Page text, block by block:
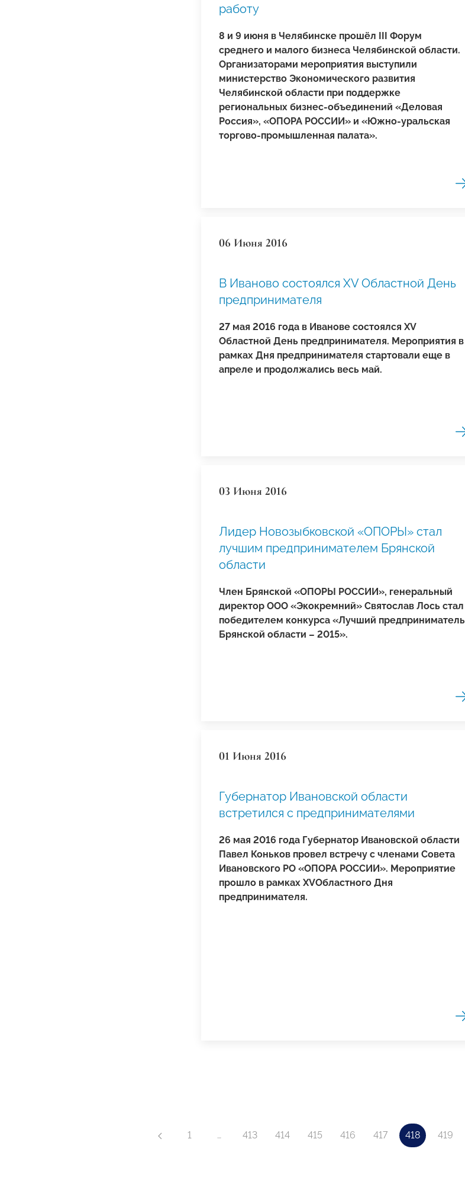
работу
8 и 9 июня в Челябинске прошёл III Форум
среднего и малого бизнеса Челябинской области.
Организаторами мероприятия выступили
министерство Экономического развития
Челябинской области при поддержке
региональных бизнес-объединений «Деловая
Россия», «ОПОРА РОССИИ» и «Южно-уральская
торгово-промышленная палата».
06 Июня 2016
В Иваново состоялся XV Областной День
предпринимателя
27 мая 2016 года в Иванове состоялся XV
Областной День предпринимателя. Мероприятия в
рамках Дня предпринимателя стартовали еще в
апреле и продолжались весь май.
03 Июня 2016
Лидер Новозыбковской «ОПОРЫ» стал
лучшим предпринимателем Брянской
области
Член Брянской «ОПОРЫ РОССИИ», генеральный
директор ООО «Экокремний» Святослав Лось стал
победителем конкурса «Лучший предприниматель
Брянской области – 2015».
01 Июня 2016
Губернатор Ивановской области
встретился с предпринимателями
26 мая 2016 года Губернатор Ивановской области
Павел Коньков провел встречу с членами Совета
Ивановского РО «ОПОРА РОССИИ». Мероприятие
прошло в рамках XVОбластного Дня
предпринимателя.
1 … 413 414 415 416 417 418 419